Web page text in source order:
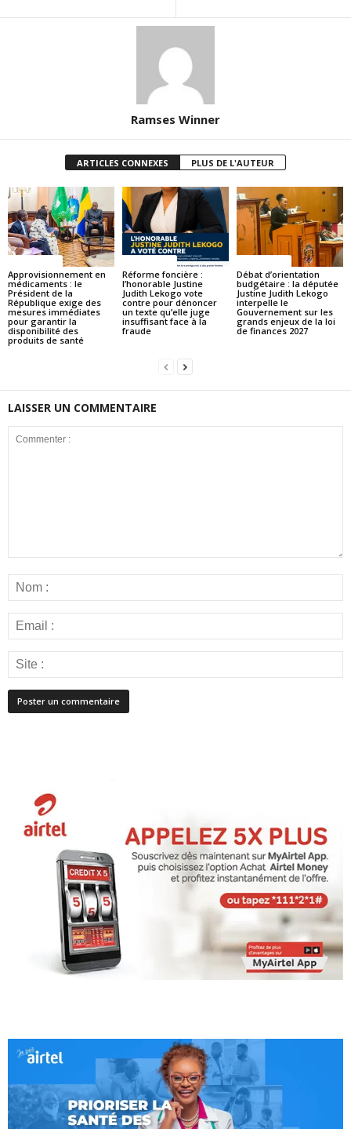
Ramses Winner
ARTICLES CONNEXES PLUS DE L'AUTEUR
Approvisionnement en
médicaments : le
Président de la
République exige des
mesures immédiates
pour garantir la
disponibilité des
produits de santé
Réforme foncière :
l’honorable Justine
Judith Lekogo vote
contre pour dénoncer
un texte qu’elle juge
insuffisant face à la
fraude
Débat d’orientation
budgétaire : la députée
Justine Judith Lekogo
interpelle le
Gouvernement sur les
grands enjeux de la loi
de finances 2027
LAISSER UN COMMENTAIRE